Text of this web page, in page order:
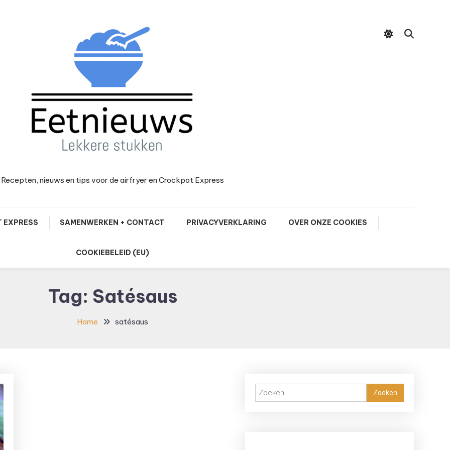
Recepten, nieuws en tips voor de airfryer en Crockpot Express
EXPRESS SAMENWERKEN + CONTACT PRIVACYVERKLARING OVER ONZE COOKIES
COOKIEBELEID (EU)
Tag: Satésaus
Home satésaus
Zoeken
naar: